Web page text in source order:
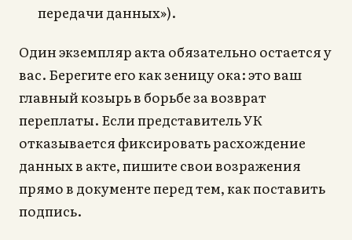
передачи данных»).
Один экземпляр акта обязательно остается у
вас. Берегите его как зеницу ока: это ваш
главный козырь в борьбе за возврат
переплаты. Если представитель УК
отказывается фиксировать расхождение
данных в акте, пишите свои возражения
прямо в документе перед тем, как поставить
подпись.